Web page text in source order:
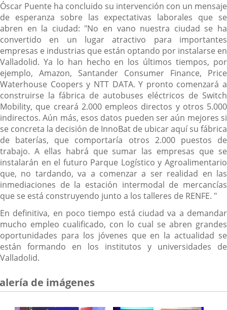
Óscar Puente ha concluido su intervención con un mensaje
de esperanza sobre las expectativas laborales que se
abren en la ciudad: "No en vano nuestra ciudad se ha
convertido en un lugar atractivo para importantes
empresas e industrias que están optando por instalarse en
Valladolid. Ya lo han hecho en los últimos tiempos, por
ejemplo, Amazon, Santander Consumer Finance, Price
Waterhouse Coopers y NTT DATA. Y pronto comenzará a
construirse la fábrica de autobuses eléctricos de Switch
Mobility, que creará 2.000 empleos directos y otros 5.000
indirectos. Aún más, esos datos pueden ser aún mejores si
se concreta la decisión de InnoBat de ubicar aquí su fábrica
de baterías, que comportaría otros 2.000 puestos de
trabajo. A ellas habrá que sumar las empresas que se
instalarán en el futuro Parque Logístico y Agroalimentario
que, no tardando, va a comenzar a ser realidad en las
inmediaciones de la estación intermodal de mercancías
que se está construyendo junto a los talleres de RENFE. "
En definitiva, en poco tiempo está ciudad va a demandar
mucho empleo cualificado, con lo cual se abren grandes
oportunidades para los jóvenes que en la actualidad se
están formando en los institutos y universidades de
Valladolid.
de imágenes